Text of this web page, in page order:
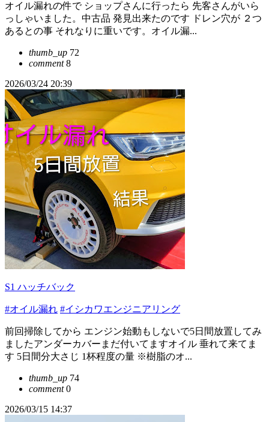
オイル漏れの件で ショップさんに行ったら 先客さんがいら
っしゃいました。中古品 発見出来たのです ドレン穴が ２つ
あるとの事 それなりに重いです。オイル漏...
thumb_up 72
comment8
2026/03/24 20:39
S1 ハッチバック
#オイル漏れ #イシカワエンジニアリング
前回掃除してから エンジン始動もしないで5日間放置してみ
ましたアンダーカバーまだ付いてますオイル 垂れて来てま
す 5日間分大さじ 1杯程度の量 ※樹脂のオ...
thumb_up 74
comment0
2026/03/15 14:37